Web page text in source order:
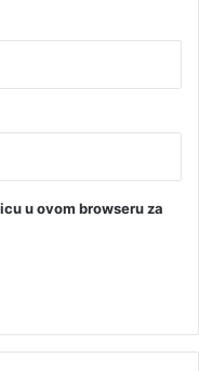
u ovom browseru za